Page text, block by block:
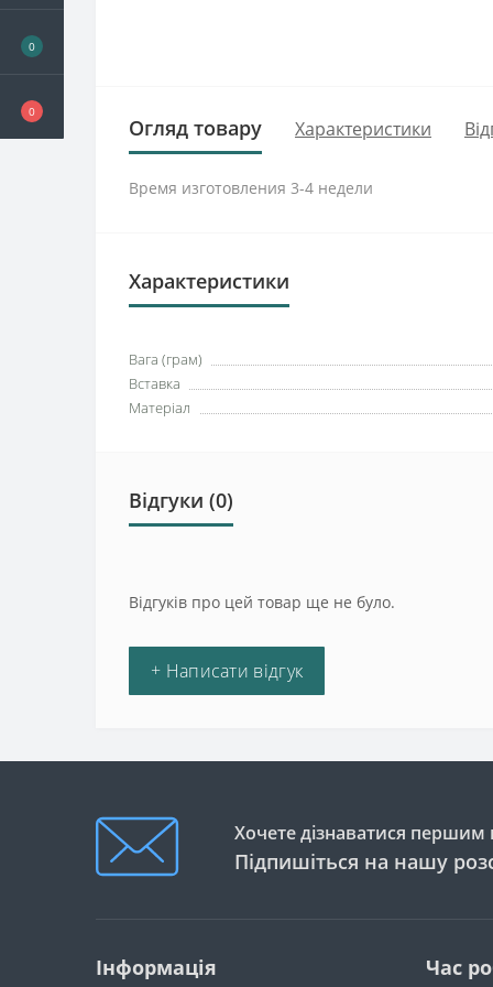
0
0
Огляд товару Характеристики
Время изготовления 3-4 недели
Характеристики
Вага (грам)
Вставка
Матеріал
Відгуки (0)
Відгуків про цей товар ще не було.
+ Написати відгук
Хочете дізнаватися першим
Підпишіться на нашу
Інформація Час